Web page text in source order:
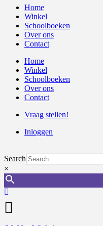
Home
Winkel
Schoolboeken
Over ons
Contact
Home
Winkel
Schoolboeken
Over ons
Contact
Vraag stellen!
Inloggen
Search
×